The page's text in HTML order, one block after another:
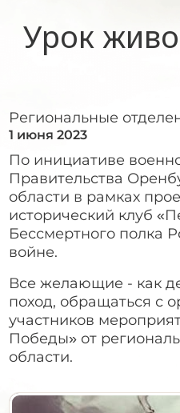
Урок
Региональные
1 июня 2023
По инициативе
Правительства
области в рамках
исторический клуб
Бессмертного полка
войне.
Все желающие - как
поход, обращаться с
участников
Победы» от
области.